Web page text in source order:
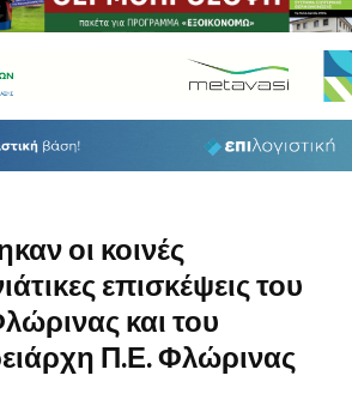
οι κοινές
επισκέψεις του
και του
Π.Ε. Φλώρινας